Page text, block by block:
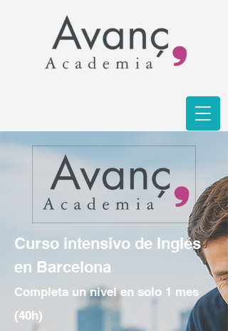
Curso intensivo de Inglés
en Barcelona
Completa un nivel en solo 1 mes
(40h)